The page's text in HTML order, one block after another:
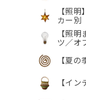
【照
カー別
【照
ツ／オ
【夏の
【イン